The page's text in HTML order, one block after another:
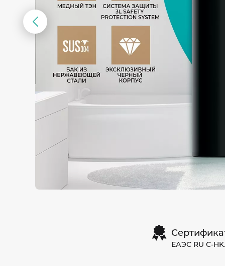
Предыдущий
ЕАЭС RU С-